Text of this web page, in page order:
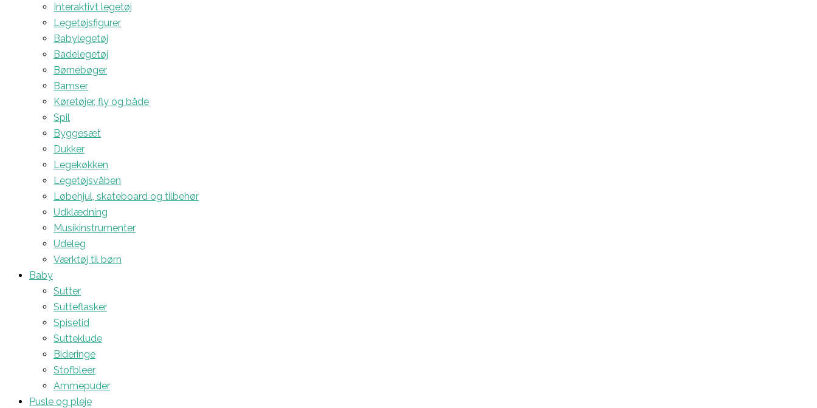
Interaktivt legetøj
Legetøjsfigurer
Babylegetøj
Badelegetøj
Børnebøger
Bamser
Køretøjer, fly og både
Spil
Byggesæt
Dukker
Legekøkken
Legetøjsvåben
Løbehjul, skateboard og tilbehør
Udklædning
Musikinstrumenter
Udeleg
Værktøj til børn
Baby
Sutter
Sutteflasker
Spisetid
Sutteklude
Bideringe
Stofbleer
Ammepuder
Pusle og pleje